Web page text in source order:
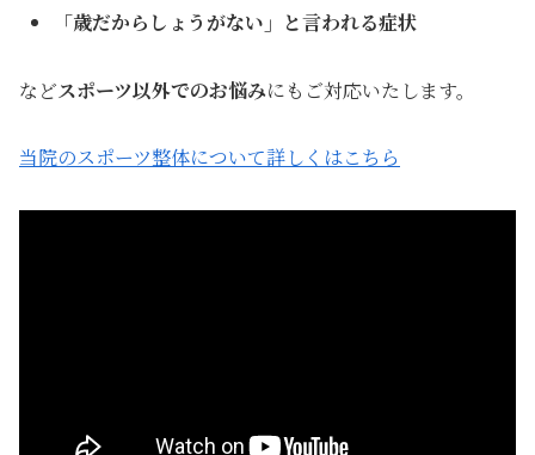
「歳だからしょうがない」と言われる症状
などスポーツ以外でのお悩みにもご対応いたします。
当院のスポーツ整体について詳しくはこちら